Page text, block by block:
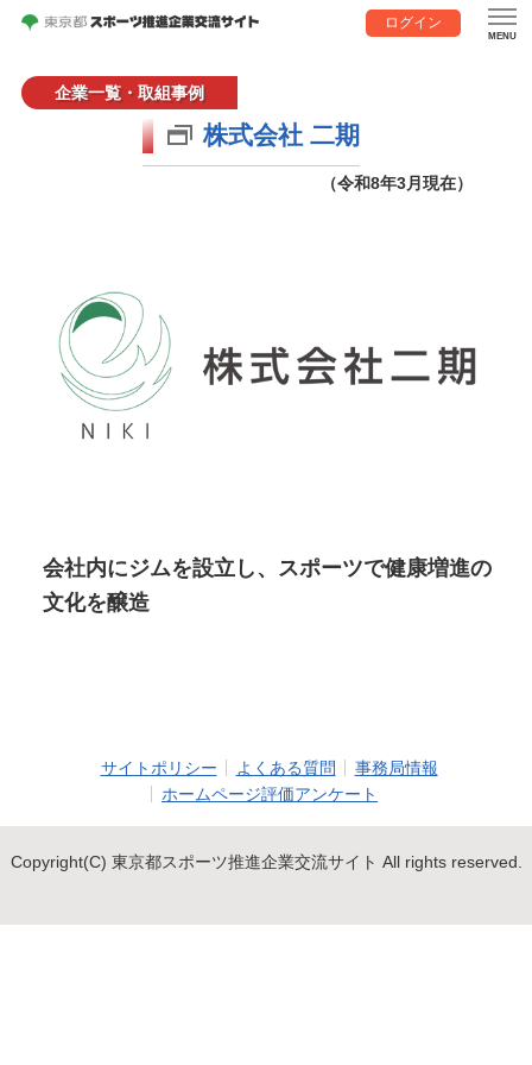
ログイン
企業一覧・取組事例
株式会社 二期
（令和8年3月現在）
会社内にジムを設立し、スポーツで健康増進の
文化を醸造
サイトポリシー よくある質問
事務局情報
ホームページ評価アンケート
Copyright(C) 東京都スポーツ推進企業交流サイト All rights reserved.